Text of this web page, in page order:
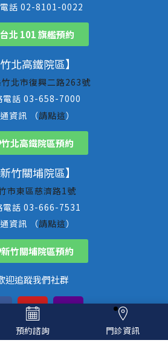
預約諮詢 門診資訊
話 02-8101-0022
台北 101 旗艦預約
竹北高鐵院區】
北市復興二路263號
電話 03-658-7000
資訊 （請點這）
竹北高鐵院區預約
新竹關埔院區】
市東區慈濟路1號
電話 03-666-7531
資訊 （請點這）
新竹關埔院區預約
迎追蹤我們社群